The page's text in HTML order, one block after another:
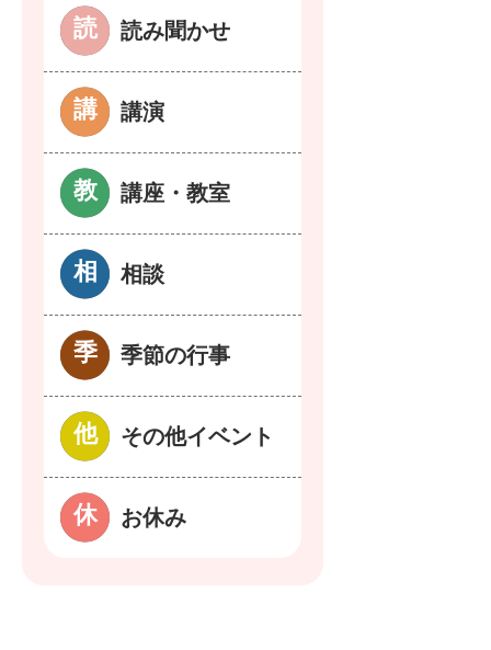
読み聞かせ
講演
講座・教室
相談
季節の行事
その他イベント
お休み